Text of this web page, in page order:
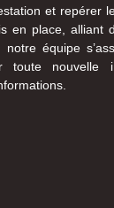
et repérer
en place, alliant
notre équipe
toute nouvelle